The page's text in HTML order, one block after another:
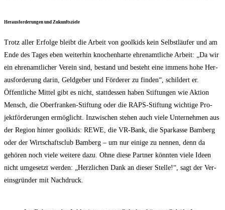
Her­aus­for­de­run­gen und Zukunftsziele
Trotz aller Erfol­ge bleibt die Arbeit von gool­kids kein Selbst­läu­fer und am
Ende des Tages eben wei­ter­hin kno­chen­har­te ehren­amt­li­che Arbeit: „Da wir
ein ehren­amt­li­cher Ver­ein sind, bestand und besteht eine immens hohe Her­
aus­for­de­rung dar­in, Geld­ge­ber und För­de­rer zu fin­den“, schil­dert er.
Öffent­li­che Mit­tel gibt es nicht, statt­des­sen haben Stif­tun­gen wie Akti­on
Mensch, die Ober­fran­ken-Stif­tung oder die RAPS-Stif­tung wich­ti­ge Pro­
jekt­för­de­run­gen ermög­licht. Inzwi­schen ste­hen auch vie­le Unter­neh­men aus
der Regi­on hin­ter gool­kids: REWE, die VR-Bank, die Spar­kas­se Bam­berg
oder der Wirt­schafts­club Bam­berg – um nur eini­ge zu nen­nen, denn da
gehö­ren noch vie­le wei­te­re dazu. Ohne die­se Part­ner könn­ten vie­le Ideen
nicht umge­setzt wer­den: „Herz­li­chen Dank an die­ser Stel­le!“, sagt der Ver­
eins­grün­der mit Nachdruck.